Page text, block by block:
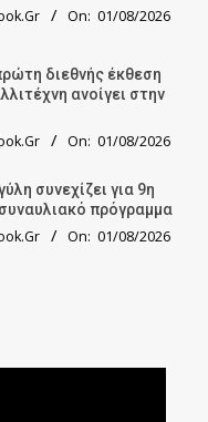
On: 01/08/2026
διεθνής έκθεση
ανοίγει στην
On: 01/08/2026
συνεχίζει για 9η
πρόγραμμα
On: 01/08/2026